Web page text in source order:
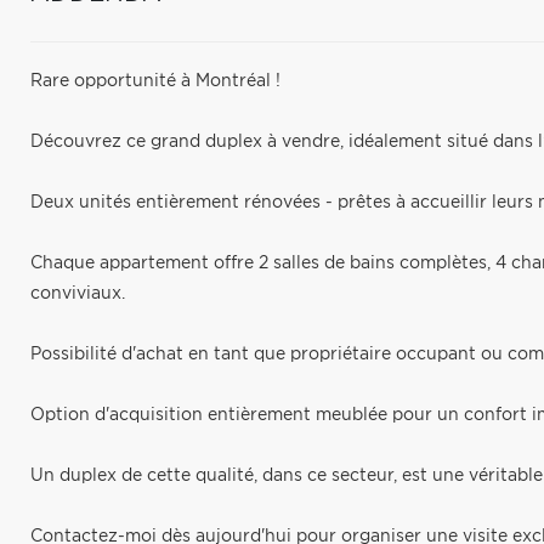
Rare opportunité à Montréal !
Découvrez ce grand duplex à vendre, idéalement situé
Deux unités entièrement rénovées - prêtes à accueillir leurs
Chaque appartement offre 2 salles de bains complètes, 4
conviviaux.
Possibilité d'achat en tant que propriétaire occupant ou
Option d'acquisition entièrement meublée pour un confort
Un duplex de cette qualité, dans ce secteur, est une
Contactez-moi dès aujourd'hui pour organiser une visite